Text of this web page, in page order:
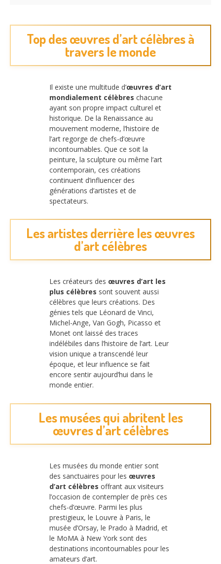
Top des œuvres d’art célèbres à
travers le monde
Il existe une multitude d’œuvres d’art
mondialement célèbres chacune
ayant son propre impact culturel et
historique. De la Renaissance au
mouvement moderne, l’histoire de
l’art regorge de chefs-d’œuvre
incontournables. Que ce soit la
peinture, la sculpture ou même l’art
contemporain, ces créations
continuent d’influencer des
générations d’artistes et de
spectateurs.
Les artistes derrière les œuvres
d’art célèbres
Les créateurs des œuvres d’art les
plus célèbres sont souvent aussi
célèbres que leurs créations. Des
génies tels que Léonard de Vinci,
Michel-Ange, Van Gogh, Picasso et
Monet ont laissé des traces
indélébiles dans l’histoire de l’art. Leur
vision unique a transcendé leur
époque, et leur influence se fait
encore sentir aujourd’hui dans le
monde entier.
Les musées qui abritent les
œuvres d’art célèbres
Les musées du monde entier sont
des sanctuaires pour les œuvres
d’art célèbres offrant aux visiteurs
l’occasion de contempler de près ces
chefs-d’œuvre. Parmi les plus
prestigieux, le Louvre à Paris, le
musée d’Orsay, le Prado à Madrid, et
le MoMA à New York sont des
destinations incontournables pour les
amateurs d’art.